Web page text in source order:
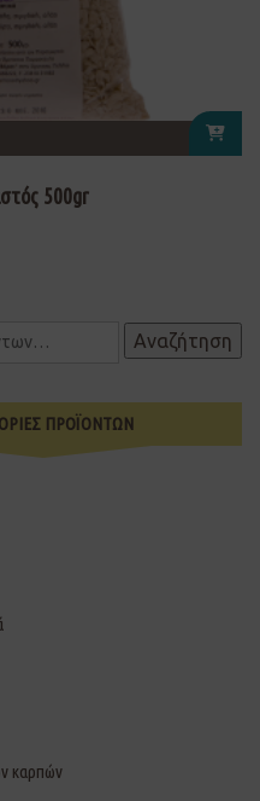
500gr
Αναζήτηση
ΠΡΟΪΟΝΤΩΝ
καρπών